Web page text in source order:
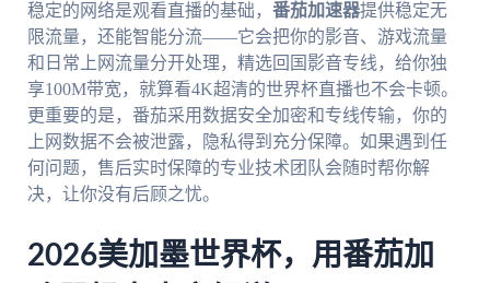
稳定的网络是观看直播的基础， 番茄加速器提供稳定无
限流量，还能智能分流——它会把你的影音、游戏流量
和日常上网流量分开处理，精选回国影音专线，给你独
享100M带宽，就算看4K超清的世界杯直播也不会卡顿。
更重要的是，番茄采用数据安全加密和专线传输，你的
上网数据不会被泄露，隐私得到充分保障。如果遇到任
何问题，售后实时保障的专业技术团队会随时帮你解
决，让你没有后顾之忧。
2026美加墨世界杯，用番茄加